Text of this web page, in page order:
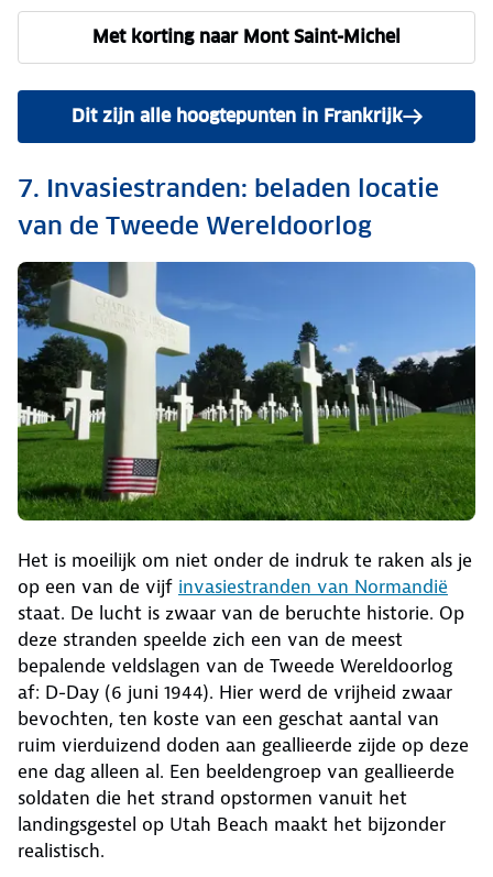
Met korting naar Mont Saint-Michel
Dit zijn alle hoogtepunten in Frankrijk
7. Invasiestranden: beladen locatie
van de Tweede Wereldoorlog
Het is moeilijk om niet onder de indruk te raken als je
op een van de vijf invasiestranden van Normandië
staat. De lucht is zwaar van de beruchte historie. Op
deze stranden speelde zich een van de meest
bepalende veldslagen van de Tweede Wereldoorlog
af: D-Day (6 juni 1944). Hier werd de vrijheid zwaar
bevochten, ten koste van een geschat aantal van
ruim vierduizend doden aan geallieerde zijde op deze
ene dag alleen al. Een beeldengroep van geallieerde
soldaten die het strand opstormen vanuit het
landingsgestel op Utah Beach maakt het bijzonder
realistisch.